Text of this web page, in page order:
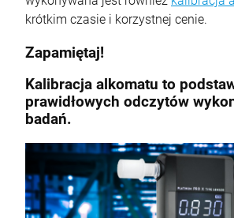
krótkim czasie i korzystnej cenie.
Zapamiętaj!
Kalibracja alkomatu to
prawidłowych odczytów
badań.